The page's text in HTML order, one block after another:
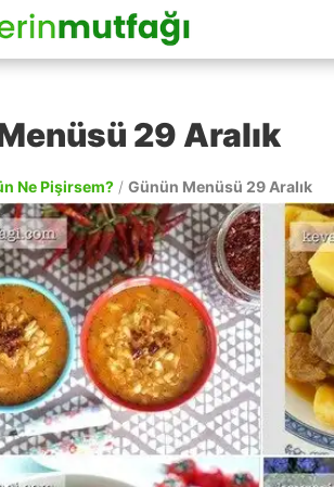
29 Aralık
Ne Pişirsem? / Günün Menüsü 29 Aralık